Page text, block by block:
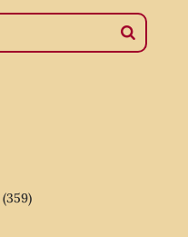
(359)